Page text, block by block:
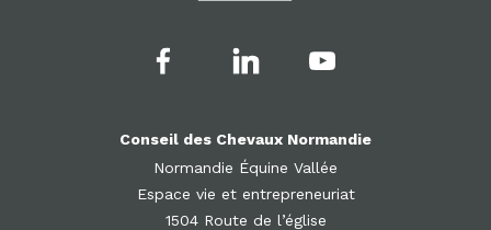
Conseil des Chevaux Normandie
Normandie Équine Vallée
Espace vie et entrepreneuriat
1504 Route de l’église